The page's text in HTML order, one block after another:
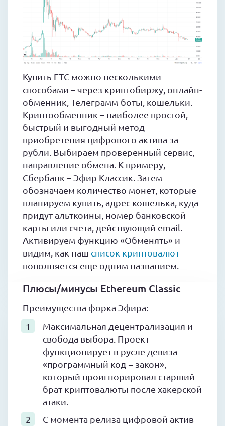
Купить ETC можно несколькими
способами – через криптобиржу, онлайн-
обменник, Телеграмм-боты, кошельки.
Криптообменник – наиболее простой,
быстрый и выгодный метод
приобретения цифрового актива за
рубли. Выбираем проверенный сервис,
направление обмена. К примеру,
Сбербанк – Эфир Классик. Затем
обозначаем количество монет, которые
планируем купить, адрес кошелька, куда
придут альткоины, номер банковской
карты или счета, действующий email.
Активируем функцию «Обменять» и
видим, как наш список криптовалют
пополняется еще одним названием.
Плюсы/минусы Ethereum Classic
Преимущества форка Эфира:
Максимальная децентрализация и
свобода выбора. Проект
функционирует в русле девиза
«программный код = закон»,
который проигнорировал старший
брат криптовалюты после хакерской
атаки.
С момента релиза цифровой актив